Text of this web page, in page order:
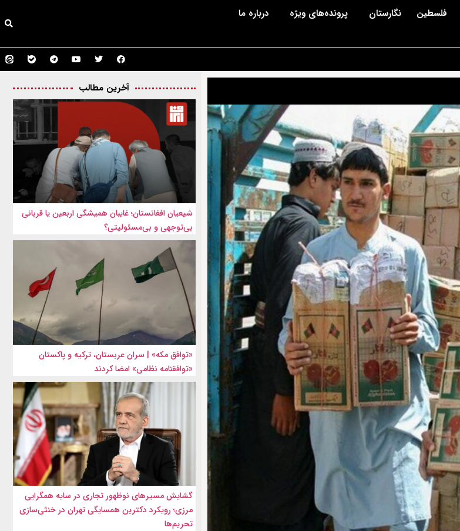
فلسطین نگارستان پرونده‌های ویژه درباره ما
آخرین مطالب
شیعیان افغانستان؛ غایبان همیشگی اربعین یا قربانی
بی‌توجهی و بی‌مسئولیتی؟
«توافق مکه» | سران عربستان، ترکیه و پاکستان
«توافقنامه نظامی» امضا کردند
گشایش مسیرهای نوظهور تجاری در سایه همگرایی
مرزی؛ رویکرد دکترین همسایگی تهران در خنثی‌سازی
تحریم‌ها